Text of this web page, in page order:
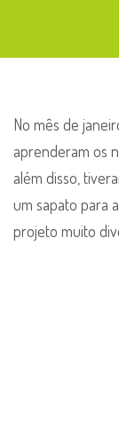
No mês de
aprenderam os
além disso,
um sapato para
projeto muito